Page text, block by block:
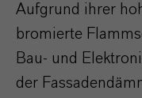
Aufgrund ihrer
bromierte
Bau- und
der